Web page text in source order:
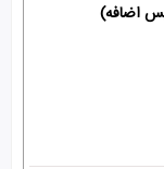
اضافه)